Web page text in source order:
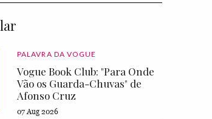
PALAVRA DA VOGUE
Vogue Book Club: "Para Onde
Vão os Guarda-Chuvas" de
Afonso Cruz
07 Aug 2026